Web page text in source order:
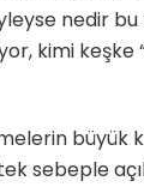
nedir
kimi keşke
sebeple